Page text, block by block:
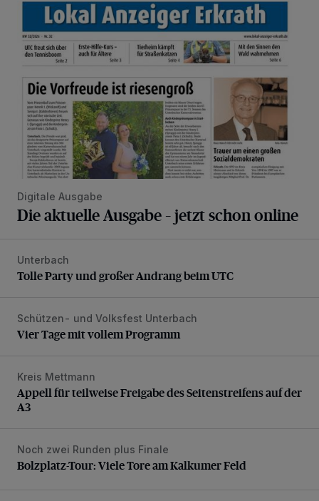
Die aktuelle Ausgabe – jetzt schon online
Digitale Ausgabe
Die aktuelle Ausgabe – jetzt schon online
Tolle Party und großer Andrang beim UTC
Unterbach
Tolle Party und großer Andrang beim UTC
Vier Tage mit vollem Programm
Schützen- und Volksfest Unterbach
Vier Tage mit vollem Programm
Appell für teilweise Freigabe des Seitenstreifens auf der A3
Kreis Mettmann
Appell für teilweise Freigabe des Seitenstreifens auf der
A3
Bolzplatz-Tour: Viele Tore am Kalkumer Feld
Noch zwei Runden plus Finale
Bolzplatz-Tour: Viele Tore am Kalkumer Feld